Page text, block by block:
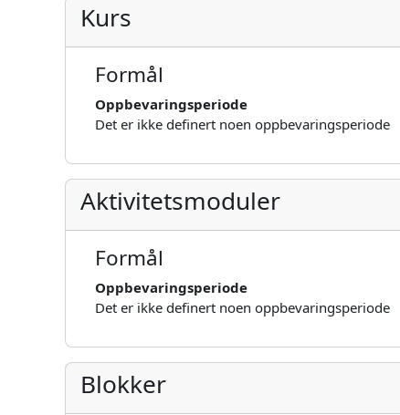
Kurs
Formål
Oppbevaringsperiode
Det er ikke definert noen oppbevaringsperiode
Aktivitetsmoduler
Formål
Oppbevaringsperiode
Det er ikke definert noen oppbevaringsperiode
Blokker